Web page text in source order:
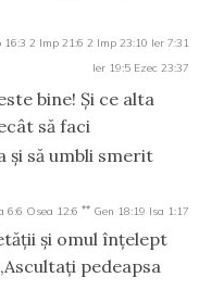
16:3 2 Imp 21:6 2 Imp 23:10 Ier 7:31
Ier 19:5 Ezec 23:37
bine! Şi ce alta
să faci
şi să umbli smerit
6:6 Osea 12:6 ** Gen 18:19 Isa 1:17
şi omul înţelept
pedeapsa